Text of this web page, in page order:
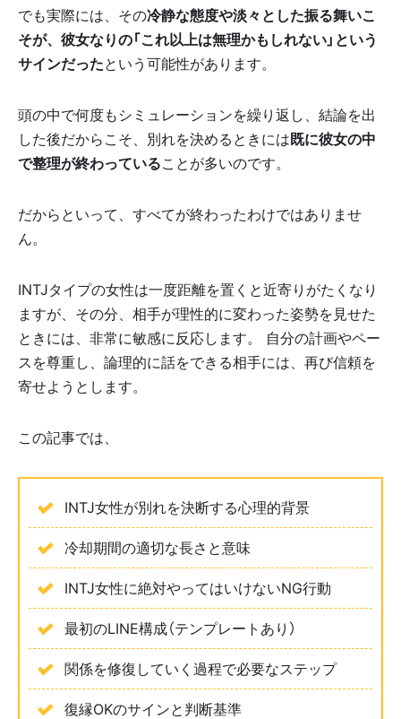
でも実際には、その冷静な態度や淡々とした振る舞いこ
そが、彼女なりの「これ以上は無理かもしれない」という
サインだったという可能性があります。
頭の中で何度もシミュレーションを繰り返し、結論を出
した後だからこそ、別れを決めるときには既に彼女の中
で整理が終わっていることが多いのです。
だからといって、すべてが終わったわけではありませ
ん。
INTJタイプの女性は一度距離を置くと近寄りがたくなり
ますが、その分、相手が理性的に変わった姿勢を見せた
ときには、非常に敏感に反応します。 自分の計画やペー
スを尊重し、論理的に話をできる相手には、再び信頼を
寄せようとします。
この記事では、
INTJ女性が別れを決断する心理的背景
冷却期間の適切な長さと意味
INTJ女性に絶対やってはいけないNG行動
最初のLINE構成（テンプレートあり）
関係を修復していく過程で必要なステップ
復縁OKのサインと判断基準